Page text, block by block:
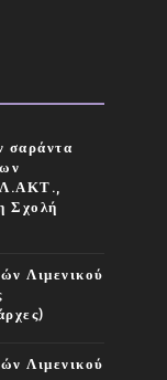
σαράντα
Σχολή
Λιμενικού
Λιμενικού